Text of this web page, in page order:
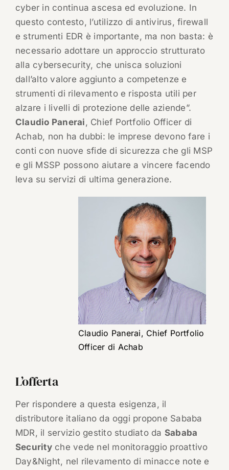
cyber in continua ascesa ed evoluzione. In
questo contesto, l’utilizzo di antivirus, firewall
e strumenti EDR è importante, ma non basta: è
necessario adottare un approccio strutturato
alla cybersecurity, che unisca soluzioni
dall’alto valore aggiunto a competenze e
strumenti di rilevamento e risposta utili per
alzare i livelli di protezione delle aziende”.
Claudio Panerai, Chief Portfolio Officer di
Achab, non ha dubbi: le imprese devono fare i
conti con nuove sfide di sicurezza che gli MSP
e gli MSSP possono aiutare a vincere facendo
leva su servizi di ultima generazione.
Claudio Panerai, Chief Portfolio
Officer di Achab
L’offerta
Per rispondere a questa esigenza, il
distributore italiano da oggi propone Sababa
MDR, il servizio gestito studiato da Sababa
Securityche vede nel monitoraggio proattivo
Day&Night, nel rilevamento di minacce note e